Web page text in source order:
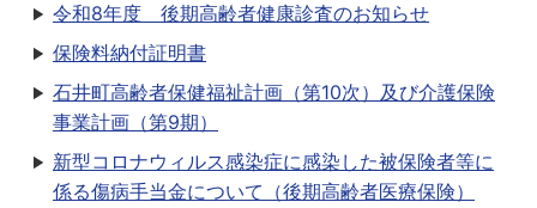
令和8年度 後期高齢者健康診査のお知らせ
保険料納付証明書
石井町高齢者保健福祉計画（第10次）及び介護保険
事業計画（第9期）
新型コロナウィルス感染症に感染した被保険者等に
係る傷病手当金について（後期高齢者医療保険）